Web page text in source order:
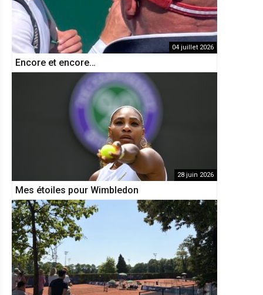
04 juillet 2026
Encore et encore…
28 juin 2026
Mes étoiles pour Wimbledon